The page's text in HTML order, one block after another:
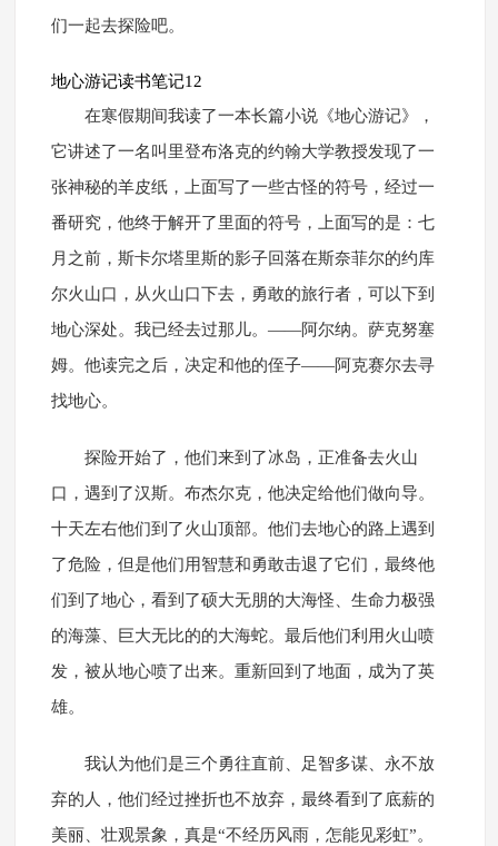
们一起去探险吧。
地心游记读书笔记12
在寒假期间我读了一本长篇小说《地心游记》，
它讲述了一名叫里登布洛克的约翰大学教授发现了一
张神秘的羊皮纸，上面写了一些古怪的符号，经过一
番研究，他终于解开了里面的符号，上面写的是：七
月之前，斯卡尔塔里斯的影子回落在斯奈菲尔的约库
尔火山口，从火山口下去，勇敢的旅行者，可以下到
地心深处。我已经去过那儿。——阿尔纳。萨克努塞
姆。他读完之后，决定和他的侄子——阿克赛尔去寻
找地心。
探险开始了，他们来到了冰岛，正准备去火山
口，遇到了汉斯。布杰尔克，他决定给他们做向导。
十天左右他们到了火山顶部。他们去地心的路上遇到
了危险，但是他们用智慧和勇敢击退了它们，最终他
们到了地心，看到了硕大无朋的大海怪、生命力极强
的海藻、巨大无比的的大海蛇。最后他们利用火山喷
发，被从地心喷了出来。重新回到了地面，成为了英
雄。
我认为他们是三个勇往直前、足智多谋、永不放
弃的人，他们经过挫折也不放弃，最终看到了底薪的
美丽、壮观景象，真是“不经历风雨，怎能见彩虹”。